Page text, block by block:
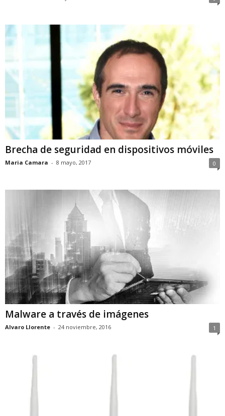
Brecha de seguridad en dispositivos móviles
Maria Camara - 8 mayo, 2017 0
Malware a través de imágenes
Alvaro Llorente - 24 noviembre, 2016 1